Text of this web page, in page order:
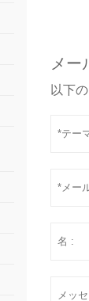
メー
以下